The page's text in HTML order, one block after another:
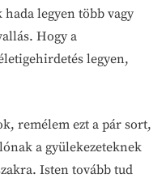
legyen több vagy
Hogy a
legyen,
remélem ezt a pár sort,
a gyülekezeteknek
Isten tovább tud